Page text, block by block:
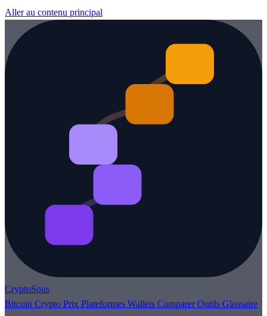
Aller au contenu principal
CryptoSous
Bitcoin Crypto Prix Plateformes Wallets ComparerOutils Glossaire